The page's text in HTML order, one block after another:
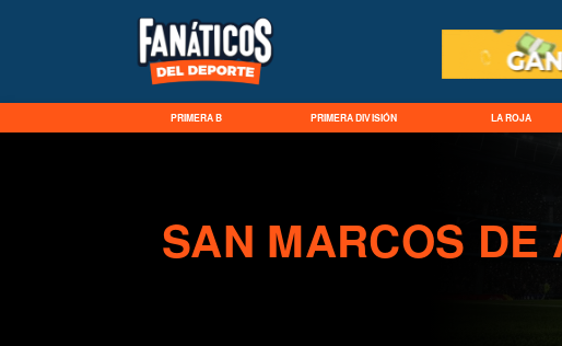
PRIMERA B PRIMERA DIVISIÓN LA ROJA
SAN MARCOS DE